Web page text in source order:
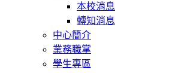
本校消息
轉知消息
中心簡介
業務職掌
學生專區